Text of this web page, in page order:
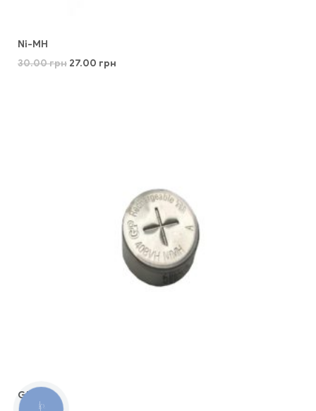
Ni-MH
30.00грн 27.00 грн
GP 675
КНОПКА